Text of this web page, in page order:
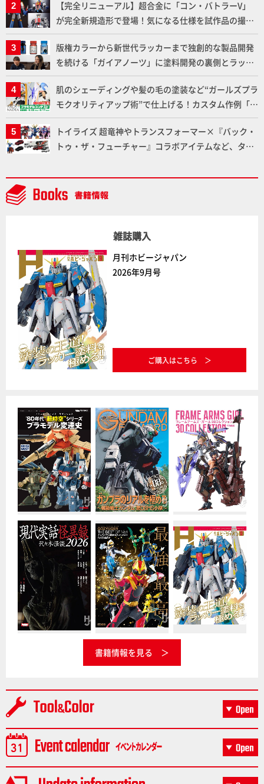
【完全リニューアル】超合金に「コン・バトラーV」
が完全新規造形で登場！気になる仕様を試作品の撮り
下ろしでご紹介!!さらに「大鉄人17」＆「ワンエイ
ト」セット情報もお届け！【超合金の魂】
版権カラーから新世代ラッカーまで独創的な製品開発
を続ける「ガイアノーツ」に塗料開発の裏側とラッカ
ー塗料の未来についてインタビュー！
肌のシェーディングや髪の毛の塗装など“ガールズプラ
モクオリティアップ術”で仕上げる！カスタム作例「白
騎士ソフィエラ」が完成！【「アルカナディアプラモ
デルコンテスト」～8月17日（月）11:59まで応募受付
中】
トイライズ 超竜神やトランスフォーマー×『バック・
トゥ・ザ・フューチャー』コラボアイテムなど、タカ
NEWITEM】
雑誌購入
月刊ホビージャパン
2026年9月号
ご購入はこちら
書籍情報を見る